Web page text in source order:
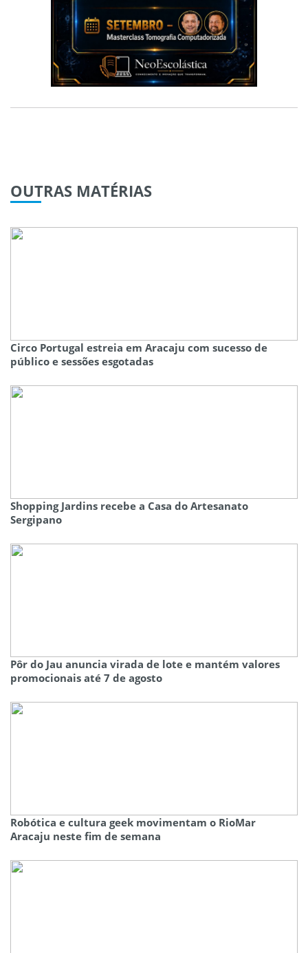
OUTRAS MATÉRIAS
Circo Portugal estreia em Aracaju com sucesso de
público e sessões esgotadas
Shopping Jardins recebe a Casa do Artesanato
Sergipano
Pôr do Jau anuncia virada de lote e mantém valores
promocionais até 7 de agosto
Robótica e cultura geek movimentam o RioMar
Aracaju neste fim de semana